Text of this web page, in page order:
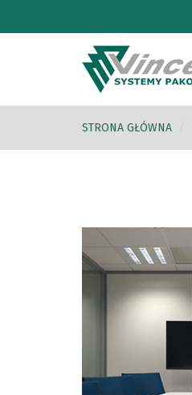
STRONA GŁÓWNA